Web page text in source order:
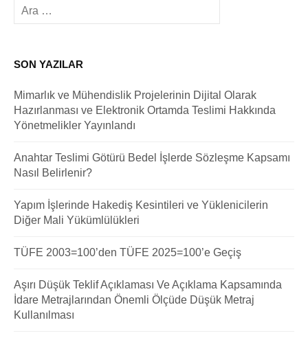
SON YAZILAR
Mimarlık ve Mühendislik Projelerinin Dijital Olarak
Hazırlanması ve Elektronik Ortamda Teslimi Hakkında
Yönetmelikler Yayınlandı
Anahtar Teslimi Götürü Bedel İşlerde Sözleşme Kapsamı
Nasıl Belirlenir?
Yapım İşlerinde Hakediş Kesintileri ve Yüklenicilerin
Diğer Mali Yükümlülükleri
TÜFE 2003=100’den TÜFE 2025=100’e Geçiş
Aşırı Düşük Teklif Açıklaması Ve Açıklama Kapsamında
İdare Metrajlarından Önemli Ölçüde Düşük Metraj
Kullanılması